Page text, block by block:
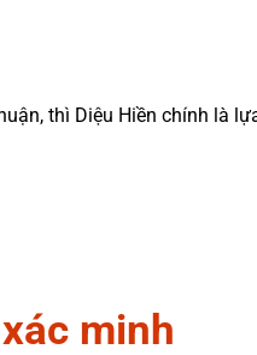
thì Diệu Hiền chính là
minh